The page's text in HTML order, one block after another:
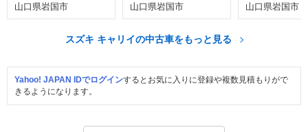
山口県岩国市 山口県岩国市 山口県岩国市
スズキ キャリイの中古車をもっと見る
Yahoo! JAPAN IDでログインするとお気に入りに登録や複数見積もりがで
きるようになります。